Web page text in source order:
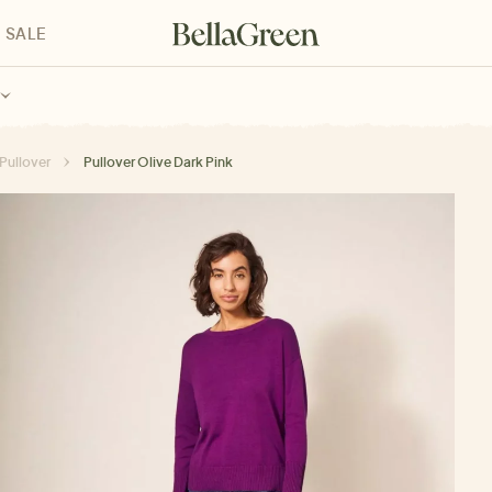
für Kinder
SALE
Pullover Pullover Olive Dark Pink